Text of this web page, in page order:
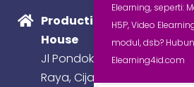
Production
House
Jl Pondok Baru
Raya, Cijantung,
Elearning, seperti:
H5P, Video
modul, dsb?
Elearning4id.com